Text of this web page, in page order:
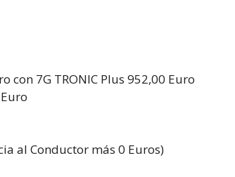
7G TRONIC Plus 952,00 Euro
al Conductor más 0 Euros)